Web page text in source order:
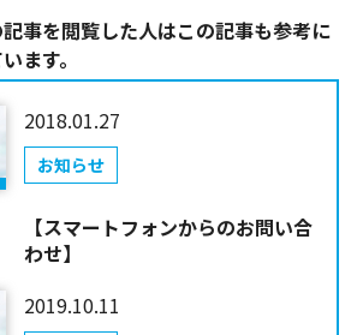
記事を閲覧した人はこの記事も参考に
ます。
2018.01.27
お知らせ
【スマートフォンからのお問い合
わせ】
2019.10.11